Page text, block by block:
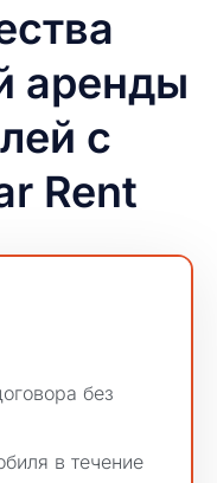
аренды
с
Rent
без
в течение